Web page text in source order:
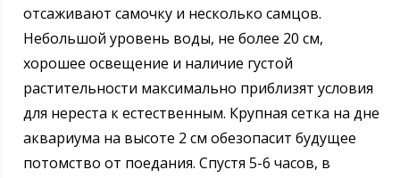
отсаживают самочку и несколько самцов.
Небольшой уровень воды, не более 20 см,
хорошее освещение и наличие густой
растительности максимально приблизят условия
для нереста к естественным. Крупная сетка на дне
аквариума на высоте 2 см обезопасит будущее
потомство от поедания. Спустя 5-6 часов, в